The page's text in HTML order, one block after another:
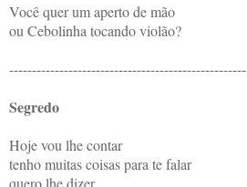
Você quer um aperto de mão
ou Cebolinha tocando violão?
----------------------------------------------------
Segredo
Hoje vou lhe contar
tenho muitas coisas para te falar
quero lhe dizer